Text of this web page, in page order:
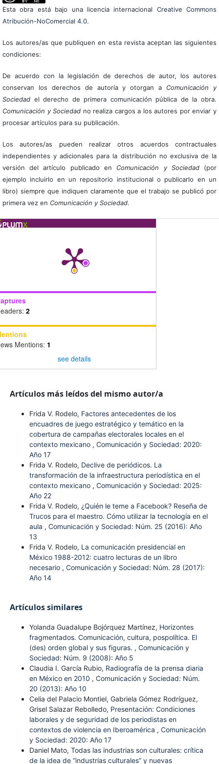
Esta obra está bajo una licencia internacional Creative Commons
Atribución-NoComercial 4.0.
Los autores/as que publiquen en esta revista aceptan las siguientes
condiciones:
De acuerdo con la legislación de derechos de autor, los autores
conservan los derechos de autoría y otorgan a Comunicación y
Sociedadel derecho de primera comunicación pública de la obra.
Comunicación y Sociedad no realiza cargos a los autores por enviar y
procesar artículos para su publicación.
Los autores/as pueden realizar otros acuerdos contractuales
independientes y adicionales para la distribución no exclusiva de la
versión del artículo publicado en Comunicación y Sociedad(por
ejemplo incluirlo en un repositorio institucional o publicarlo en un
libro) siempre que indiquen claramente que el trabajo se publicó por
primera vez en Comunicación y Sociedad.
2
Mentions: 1
see details
Artículos más leídos del mismo autor/a
Frida V. Rodelo, Factores antecedentes de los
encuadres de juego estratégico y temático en la
cobertura de campañas electorales locales en el
contexto mexicano , Comunicación y Sociedad: 2020:
Año 17
Frida V. Rodelo, Declive de periódicos. La
transformación de la infraestructura periodística en el
contexto mexicano , Comunicación y Sociedad: 2025:
Año 22
Frida V. Rodelo, ¿Quién le teme a Facebook? Reseña de
Trucos para el maestro. Cómo utilizar la tecnología en el
aula , Comunicación y Sociedad: Núm. 25 (2016): Año
13
Frida V. Rodelo, La comunicación presidencial en
México 1988-2012: cuatro lecturas de un libro
necesario , Comunicación y Sociedad: Núm. 28 (2017):
Año 14
Artículos similares
Yolanda Guadalupe Bojórquez Martínez, Horizontes
fragmentados. Comunicación, cultura, pospolítica. El
(des) orden global y sus figuras. , Comunicación y
Sociedad: Núm. 9 (2008): Año 5
Claudia I. García Rubio, Radiografía de la prensa diaria
en México en 2010 , Comunicación y Sociedad: Núm.
20 (2013): Año 10
Celia del Palacio Montiel, Gabriela Gómez Rodríguez,
Grisel Salazar Rebolledo, Presentación: Condiciones
laborales y de seguridad de los periodistas en
contextos de violencia en Iberoamérica , Comunicación
y Sociedad: 2020: Año 17
Daniel Mato, Todas las industrias son culturales: crítica
de la idea de “industrias culturales” y nuevas